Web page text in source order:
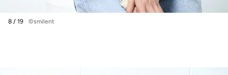
8 / 19 ©smilent